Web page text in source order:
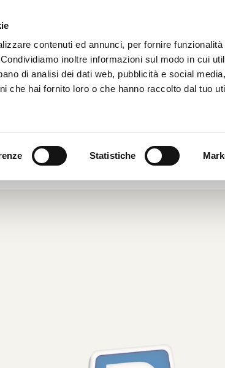
contenuti ed annunci, per fornire
inoltre informazioni sul modo in cui
di analisi dei dati web, pubblicità e social
che hai fornito loro o che hanno raccolto dal tuo
Statistiche
Dal Mondo|